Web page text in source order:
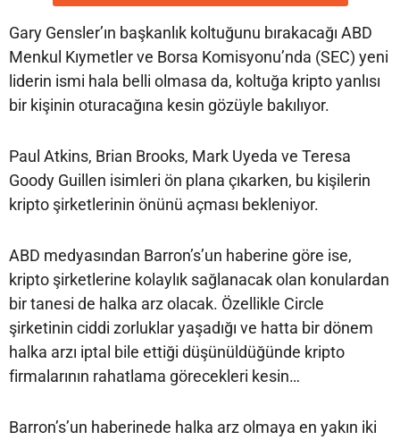
Gary Gensler’ın başkanlık koltuğunu bırakacağı ABD
Menkul Kıymetler ve Borsa Komisyonu’nda (SEC) yeni
liderin ismi hala belli olmasa da, koltuğa kripto yanlısı
bir kişinin oturacağına kesin gözüyle bakılıyor.
Paul Atkins, Brian Brooks, Mark Uyeda ve Teresa
Goody Guillen isimleri ön plana çıkarken, bu kişilerin
kripto şirketlerinin önünü açması bekleniyor.
ABD medyasından Barron’s’un haberine göre ise,
kripto şirketlerine kolaylık sağlanacak olan konulardan
bir tanesi de halka arz olacak. Özellikle Circle
şirketinin ciddi zorluklar yaşadığı ve hatta bir dönem
halka arzı iptal bile ettiği düşünüldüğünde kripto
firmalarının rahatlama görecekleri kesin…
Barron’s’un haberinede halka arz olmaya en yakın iki